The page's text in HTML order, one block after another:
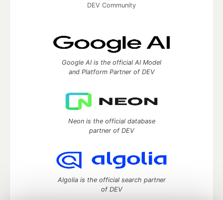
DEV Community
Google AI is the official AI Model
and Platform Partner of DEV
Neon is the official database
partner of DEV
Algolia is the official search partner
of DEV